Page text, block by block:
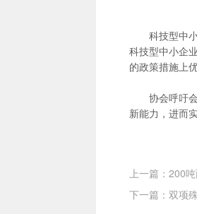
科技型中
科技型中小企
的政策措施上
协会呼吁
新能力，进而
上一篇：200